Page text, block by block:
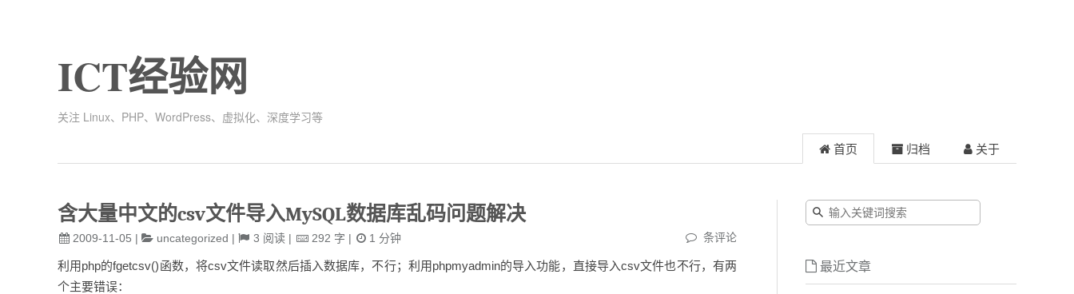
ICT经验网
关注 Linux、PHP、WordPress、虚拟化、深度学习等
首页 归档 关于
含大量中文的csv文件导入MySQL数据库乱码问题解决
2009-11-05 | uncategorized | 3 阅读| 292 字 | 1 分钟 条评论
利用php的fgetcsv()函数，将csv文件读取然后插入数据库，不行；利用phpmyadmin的导入功能，直接导入csv文件也不行，有两
个主要错误：
最近文章